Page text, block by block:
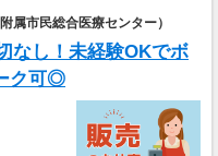
属市民総合医療センター）
なし！未経験OKでボ
ク可◎